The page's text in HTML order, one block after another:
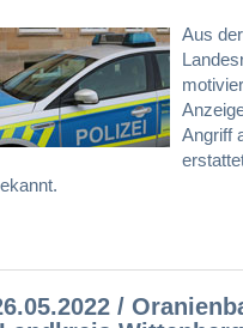
Aus
Angriff
/